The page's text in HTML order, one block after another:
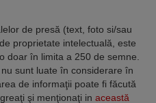
de presă (text, foto si/sau
proprietate intelectuală, este
doar în limita a 250 de semne.
sunt luate în considerare în
de informaţii poate fi făcută
şi menţionaţi in această